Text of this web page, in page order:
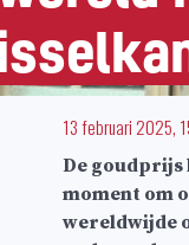
13 februari 2025,
De goudprijs
moment om
wereldwijde